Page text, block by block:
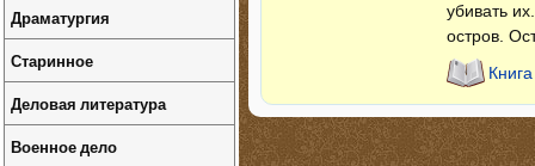
убивать
остров.
Драматургия
Старинное
Деловая литература
Военное дело